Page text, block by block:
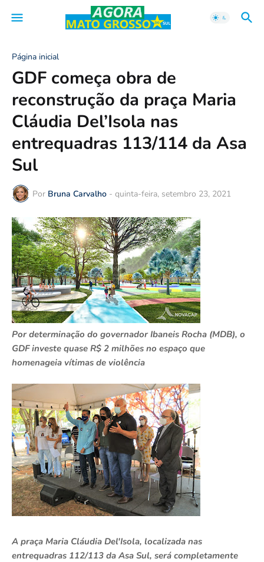
Página inicial
GDF começa obra de
reconstrução da praça Maria
Cláudia Del’Isola nas
entrequadras 113/114 da Asa
Sul
Por Bruna Carvalho - quinta-feira, setembro 23, 2021
Por determinação do governador Ibaneis Rocha (MDB), o
GDF investe quase R$ 2 milhões no espaço que
homenageia vítimas de violência
A praça Maria Cláudia Del'Isola, localizada nas
entrequadras 112/113 da Asa Sul, será completamente